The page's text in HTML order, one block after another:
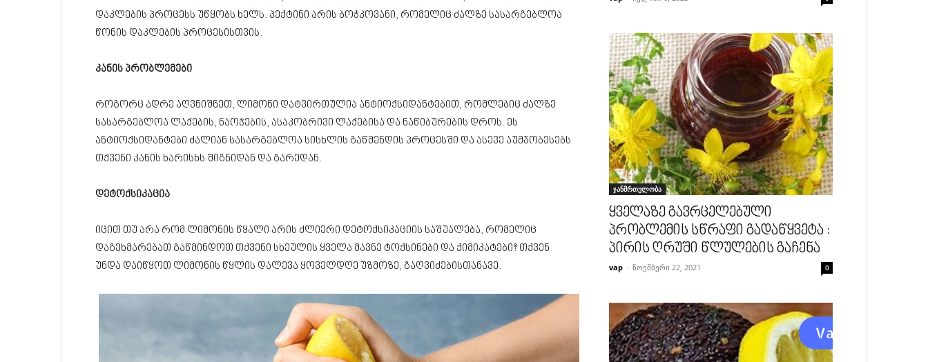
დაკლების პროცესს უწყობს ხელს. პექტინი არის ბოჭკოვანი, რომელიც ძალზე სასარგებლოა
წონის დაკლების პროცესისთვის.
კანის პრობლემები
როგორც ადრე აღვნიშნეთ, ლიმონი დატვირთულია ანტიოქსიდანტებით, რომლებიც ძალზე
სასარგებლოა ლაქების, ნაოჭების, ასაკობრივი ლაქებისა და ნაწიბურების დროს. ეს
ანტიოქსიდანტები ძალიან სასარგებლოა სისხლის გაწმენდის პროცესში და ასევე აუმჯობესებს
თქვენი კანის ხარისხს შიგნიდან და გარედან.
დეტოქსიკაცია
იცით თუ არა რომ ლიმონის წყალი არის ძლიერი დეტოქსიკაციის საშუალება, რომელიც
დაგეხმარებათ გაწმინდოთ თქვენი სხეულის ყველა მავნე ტოქსინები და ქიმიკატები? თქვენ
უნდა დაიწყოთ ლიმონის წყლის დალევა ყოველდღე უზმოზე, გაღვიძებისთანავე.
ჯანმრთელობა
ყველაზე გავრცელებული
პრობლემის სწრაფი გადაწყვეტა :
პირის ღრუში წლულების გაჩენა
vap - ნოემბერი 22, 2021 0